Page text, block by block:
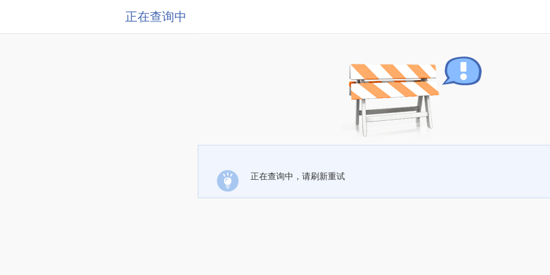
正在查询中
正在查询中，请刷新重试